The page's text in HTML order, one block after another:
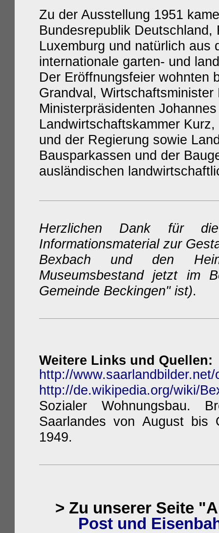
Zu der Ausstellung 1951
Bundesrepublik
Luxemburg und natürlich aus
internationale garten- und
Der Eröffnungsfeier wohnten
Grandval,
Ministerpräsidenten
Landwirtschaftskammer
und der Regierung sowie
Bausparkassen und der
ausländischen
Herzlichen Dank für
Informationsmaterial zur
Bexbach und den
Museumsbestand jetzt im
Gemeinde Beckingen" ist).
Weitere Links und Quellen:
http://
http://de.wikipedia.org/wiki/
Sozialer Wohnungsbau.
Saarlandes von August bis
1949.
> Zu unserer Seite
Post und